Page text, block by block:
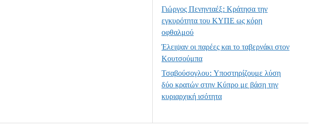
Γιώργος Πενηνταέξ: Κράτησα την
εγκυρότητα του ΚΥΠΕ ως κόρη
οφθαλμού
Έλειψαν οι παρέες και το ταβερνάκι στον
Κουτσούμπα
Τσαβούσογλου: Υποστηρίζουμε λύση
δύο κρατών στην Κύπρο με βάση την
κυριαρχική ισότητα